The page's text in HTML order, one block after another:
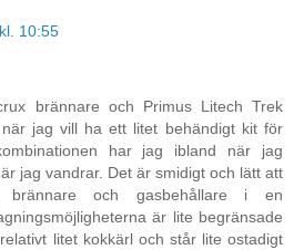
10:55
brännare och Primus Litech Trek
jag vill ha ett litet behändigt kit för
har jag ibland när jag
jag vandrar. Det är smidigt och lätt att
och gasbehållare i en
är lite begränsade
litet kokkärl och står lite ostadigt